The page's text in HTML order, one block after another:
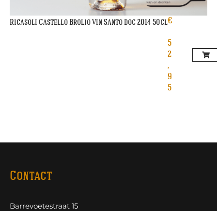
Ricasoli Castello Brolio Vin Santo doc 2014 50cl€
5
2
,
9
5
Contact
Barrevoetestraat 15